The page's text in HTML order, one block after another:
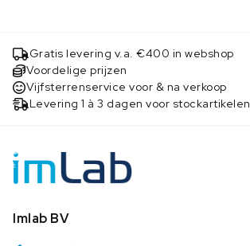
Gratis levering v.a. €400 in webshop
Voordelige prijzen
Vijfsterrenservice voor & na verkoop
Levering 1 à 3 dagen voor stockartikelen
Imlab BV